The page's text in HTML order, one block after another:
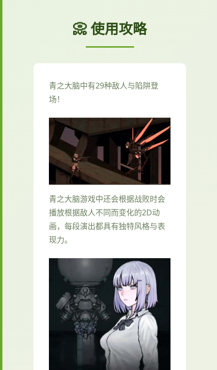
📀 使用攻略
青之大脑中有29种敌人与陷阱登
场！
青之大脑游戏中还会根据战败时会
播放根据敌人不同而变化的2D动
画，每段演出都具有独特风格与表
现力。